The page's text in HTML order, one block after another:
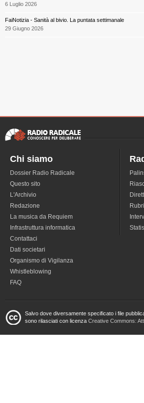
6 Luglio 2026
FaiNotizia - Sanità al bivio. La puntata settimanale
29 Giugno 2026
Chi siamo
Dossier Radio Radicale
Questo sito
L'Archivio
Redazione
La musica da Requiem
Infrastruttura informatica
Contattaci
Dati societari
Organismo di Vigilanza
Whistleblowing
FAQ
Salvo dove diversamente specificato i file
sono rilasciati con licenza Creative Commons: